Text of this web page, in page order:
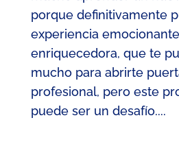
porque definitivamente
experiencia
enriquecedora, que te
mucho para abrirte
profesional, pero este
puede ser un desafío....